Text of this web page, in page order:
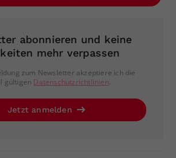
abonnieren und keine
mehr verpassen
zum Newsletter akzeptiere ich die
gültigen Datenschutzrichtlinien.
Jetzt anmelden